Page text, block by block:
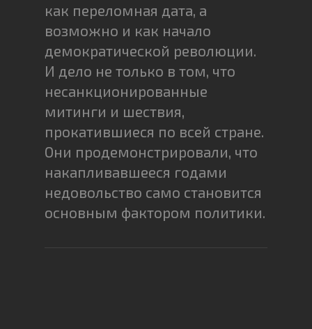
как переломная дата, а
возможно и как начало
демократической революции.
И дело не только в том, что
несанкционированные
митинги и шествия,
прокатившиеся по всей стране.
Они продемонстрировали, что
накапливавшееся годами
недовольство само становится
основным фактором политики.